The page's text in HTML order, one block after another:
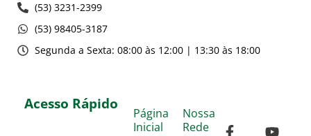
(53) 3231-2399
(53) 98405-3187
Segunda a Sexta: 08:00 às 12:00 | 13:30 às 18:00
Acesso Rápido
Página
Inicial
Nossa
Rede